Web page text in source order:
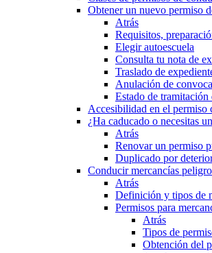
Obtener un nuevo permiso
Atrás
Requisitos,
Elegir autoescuela
Consulta tu nota de
Traslado de
Anulación de
Estado de tramitación
Accesibilidad en el permiso
¿Ha caducado o necesitas
Atrás
Renovar un permiso
Duplicado por
Conducir mercancías
Atrás
Definición y tipos de
Permisos para
Atrás
Tipos de
Obtención del